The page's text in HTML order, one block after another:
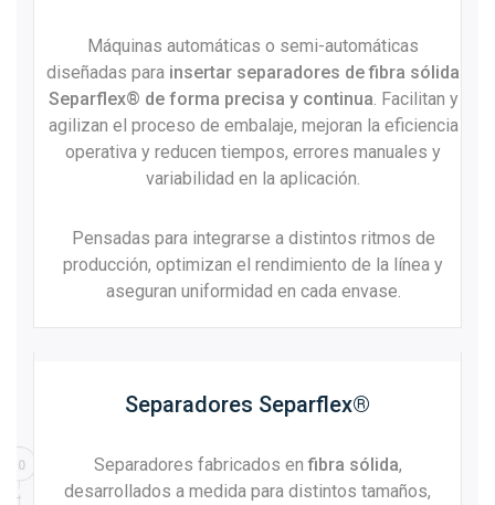
Máquinas automáticas o semi-automáticas
diseñadas para insertar separadores de fibra sólida
Separflex® de forma precisa y continua . Facilitan y
agilizan el proceso de embalaje, mejoran la eficiencia
operativa y reducen tiempos, errores manuales y
variabilidad en la aplicación.
Pensadas para integrarse a distintos ritmos de
producción, optimizan el rendimiento de la línea y
aseguran uniformidad en cada envase.
Separadores Separflex®
Separadores fabricados enfibra sólida,
desarrollados a medida para distintos tamaños,